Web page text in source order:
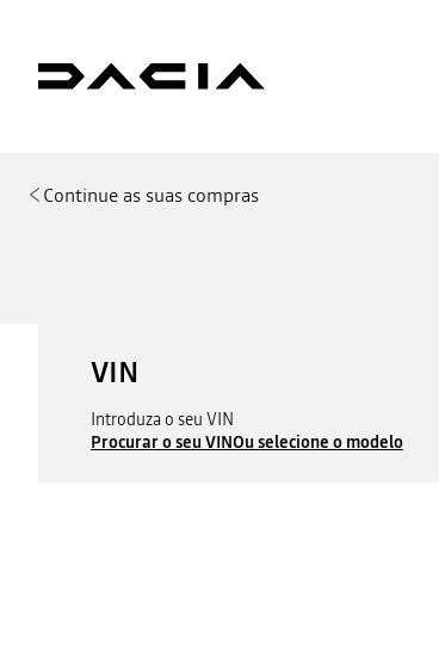
Continue as suas compras
VIN
Introduza o seu VIN
Procurar o seu VINOu selecione o modelo